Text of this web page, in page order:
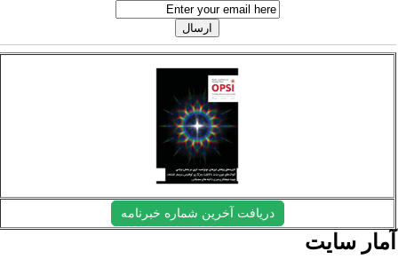
دریافت آخرین شماره خبرنامه
سایت